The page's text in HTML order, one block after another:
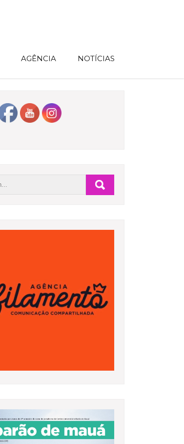
AGÊNCIA NOTÍCIAS